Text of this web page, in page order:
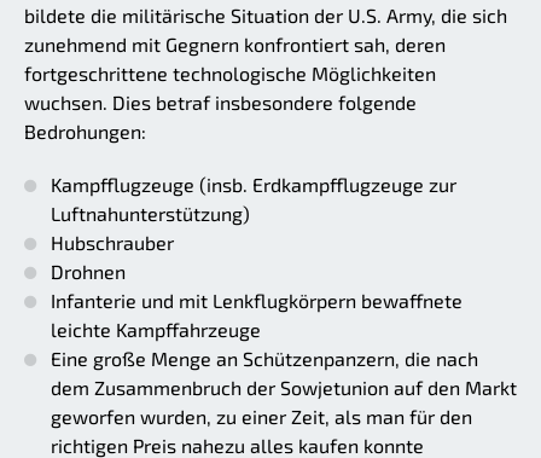
bildete die militärische Situation der U.S. Army, die sich
zunehmend mit Gegnern konfrontiert sah, deren
fortgeschrittene technologische Möglichkeiten
wuchsen. Dies betraf insbesondere folgende
Bedrohungen:
Kampfflugzeuge (insb. Erdkampfflugzeuge zur
Luftnahunterstützung)
Hubschrauber
Drohnen
Infanterie und mit Lenkflugkörpern bewaffnete
leichte Kampffahrzeuge
Eine große Menge an Schützenpanzern, die nach
dem Zusammenbruch der Sowjetunion auf den Markt
geworfen wurden, zu einer Zeit, als man für den
richtigen Preis nahezu alles kaufen konnte